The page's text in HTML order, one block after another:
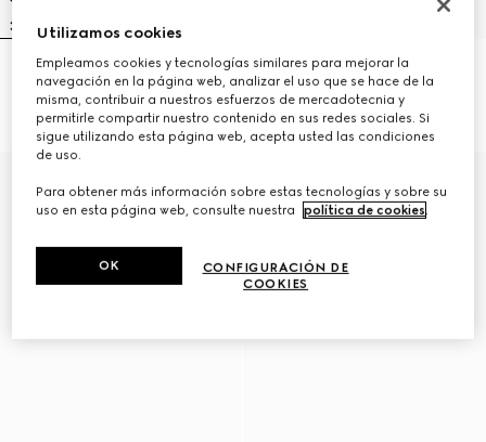
Chubasquero de nylon con GG
para mascotas
€ 750
Chubasquero de nylon con GG
para mascotas
€ 750
Utilizamos cookies
Empleamos cookies y tecnologías similares para mejorar la
navegación en la página web, analizar el uso que se hace de la
misma, contribuir a nuestros esfuerzos de mercadotecnia y
permitirle compartir nuestro contenido en sus redes sociales. Si
sigue utilizando esta página web, acepta usted las condiciones
de uso.
Para obtener más información sobre estas tecnologías y sobre su
uso en esta página web, consulte nuestra política de cookies.
CONFIGURACIÓN DE
COOKIES
OK